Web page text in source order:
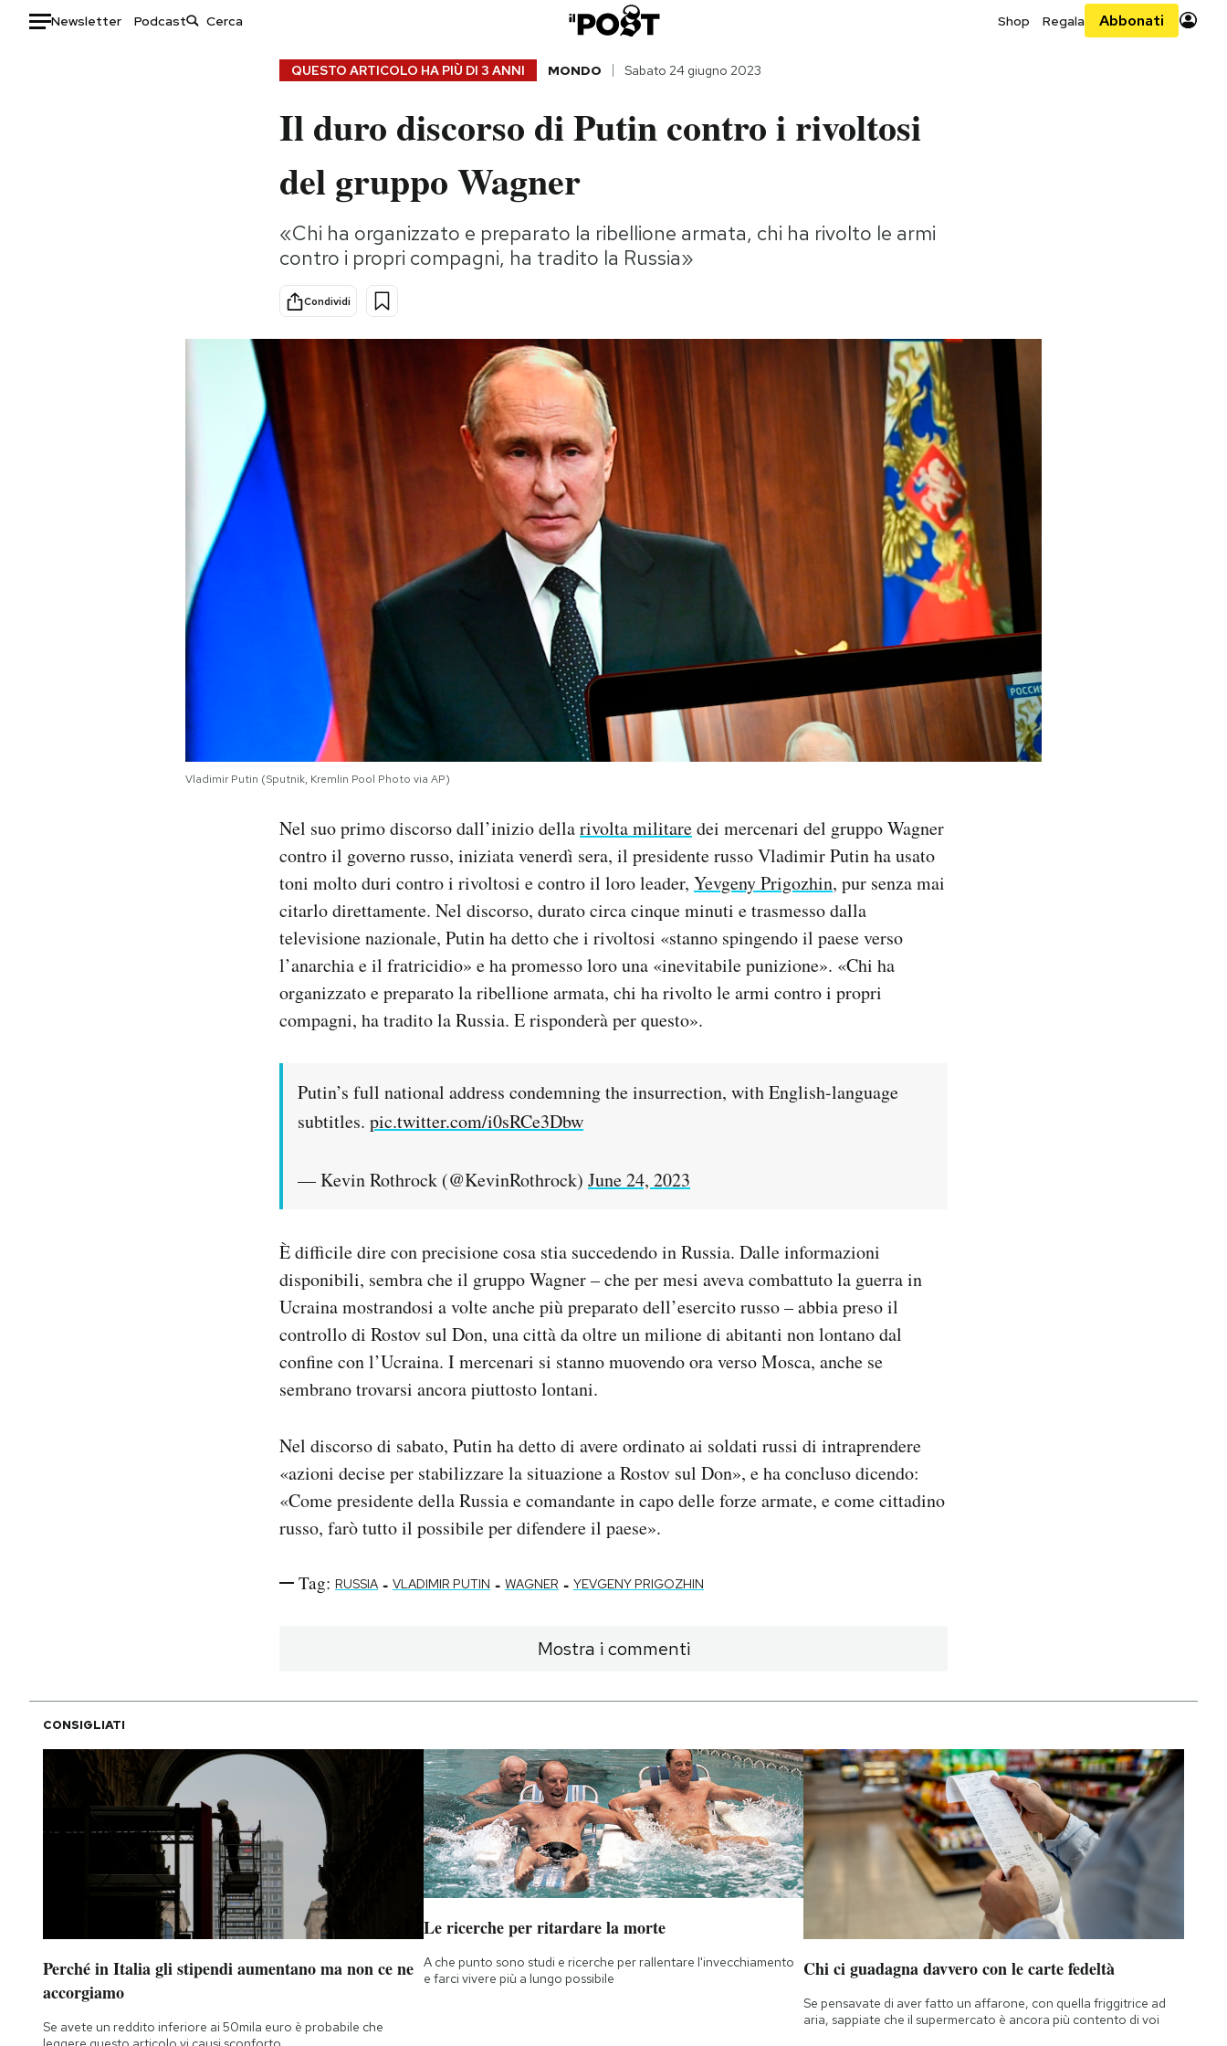
Newsletter Podcast Shop Regala Abbonati
Storie/Idee
Ok Boomer!
Altrecose
Mondiali calcio 2026
QUESTO ARTICOLO HA PIÙ DI 3 ANNI MONDO Sabato 24 giugno 2023
Il duro discorso di Putin contro i rivoltosi
del gruppo Wagner
«Chi ha organizzato e preparato la ribellione armata, chi ha rivolto le armi
contro i propri compagni, ha tradito la Russia»
Condividi
Vladimir Putin (Sputnik, Kremlin Pool Photo via AP)
Nel suo primo discorso dall’inizio dellarivolta militaredei mercenari del gruppo Wagner
contro il governo russo, iniziata venerdì sera, il presidente russo Vladimir Putin ha usato
toni molto duri contro i rivoltosi e contro il loro leader, Yevgeny Prigozhin, pur senza mai
citarlo direttamente. Nel discorso, durato circa cinque minuti e trasmesso dalla
televisione nazionale, Putin ha detto che i rivoltosi «stanno spingendo il paese verso
l’anarchia e il fratricidio» e ha promesso loro una «inevitabile punizione». «Chi ha
organizzato e preparato la ribellione armata, chi ha rivolto le armi contro i propri
compagni, ha tradito la Russia. E risponderà per questo».
Putin’s full national address condemning the insurrection, with English-language
subtitles. pic.twitter.com/i0sRCe3Dbw
— Kevin Rothrock (@KevinRothrock) June 24, 2023
È difficile dire con precisione cosa stia succedendo in Russia. Dalle informazioni
disponibili, sembra che il gruppo Wagner – che per mesi aveva combattuto la guerra in
Ucraina mostrandosi a volte anche più preparato dell’esercito russo – abbia preso il
controllo di Rostov sul Don, una città da oltre un milione di abitanti non lontano dal
confine con l’Ucraina. I mercenari si stanno muovendo ora verso Mosca, anche se
sembrano trovarsi ancora piuttosto lontani.
Nel discorso di sabato, Putin ha detto di avere ordinato ai soldati russi di intraprendere
«azioni decise per stabilizzare la situazione a Rostov sul Don», e ha concluso dicendo:
«Come presidente della Russia e comandante in capo delle forze armate, e come cittadino
russo, farò tutto il possibile per difendere il paese».
Tag: RUSSIA - VLADIMIR PUTIN - WAGNER - YEVGENY PRIGOZHIN
Mostra i commenti
CONSIGLIATI
Perché in Italia gli stipendi aumentano ma non ce ne
accorgiamo
Se avete un reddito inferiore ai 50mila euro è probabile che
Le ricerche per ritardare la morte
A che punto sono studi e ricerche per rallentare l'invecchiamento
e farci vivere più a lungo possibile
Chi ci guadagna davvero con le carte fedeltà
Se pensavate di aver fatto un affarone, con quella friggitrice ad
aria, sappiate che il supermercato è ancora più contento di voi